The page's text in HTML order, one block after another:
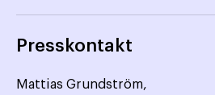
Presskontakt
Mattias Grundström,